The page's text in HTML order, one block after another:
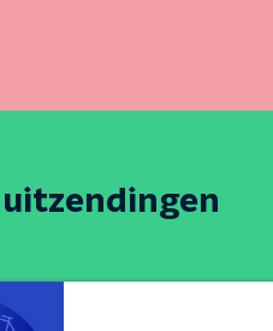
uitzendingen